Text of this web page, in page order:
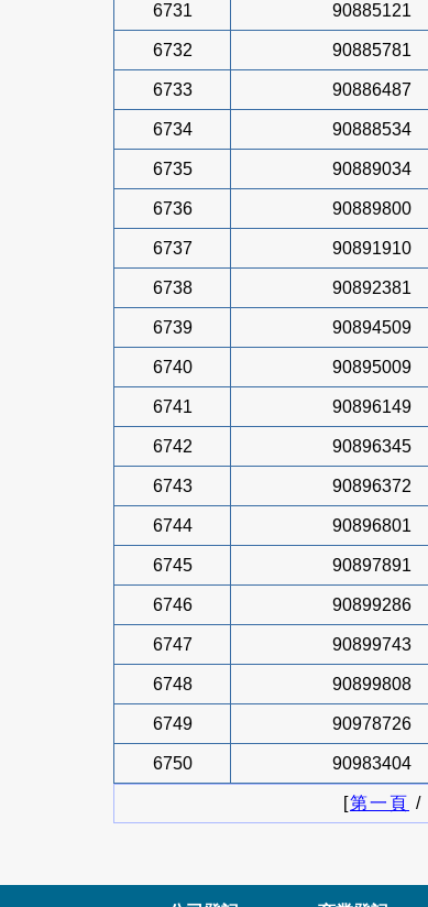
6731 90885121
6732 90885781
6733 90886487
6734 90888534
6735 90889034
6736 90889800
6737 90891910
6738 90892381
6739 90894509
6740 90895009
6741 90896149
6742 90896345
6743 90896372
6744 90896801
6745 90897891
6746 90899286
6747 90899743
6748 90899808
6749 90978726
6750 90983404
[第一頁 /